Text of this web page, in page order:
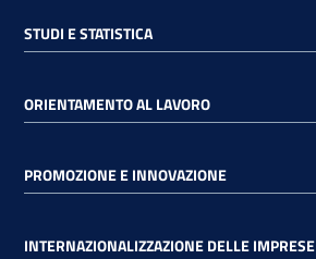
Seguici
su
STUDI E STATISTICA
ORIENTAMENTO AL LAVORO
PROMOZIONE E INNOVAZIONE
INTERNAZIONALIZZAZIONE DELLE IMPRESE